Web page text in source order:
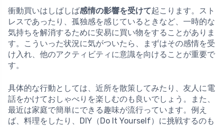
衝動買いはしばしば感情の影響を受けて起こります。スト
レスであったり、孤独感を感じているときなど、一時的な
気持ちを解消するために安易に買い物をすることがありま
す。こういった状況に気がついたら、まずはその感情を受
け入れ、他のアクティビティに意識を向けることが重要で
す。
具体的な行動としては、近所を散策してみたり、友人に電
話をかけておしゃべりを楽しむのも良いでしょう。また、
最近は家庭で簡単にできる趣味が流行っています。例え
ば、料理をしたり、DIY（Do It Yourself）に挑戦するのも